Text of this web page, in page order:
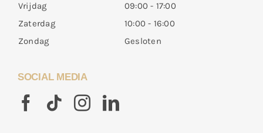
Vrijdag
09:00 - 17:00
Zaterdag
10:00 - 16:00
Zondag
Gesloten
SOCIAL MEDIA